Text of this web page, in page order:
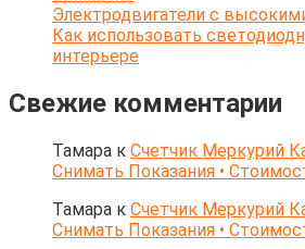
Электродвигатели с
Как использовать
интерьере
Свежие комментарии
Тамара к Счетчик Меркурий
Снимать Показания •
Тамара к Счетчик Меркурий
Снимать Показания •